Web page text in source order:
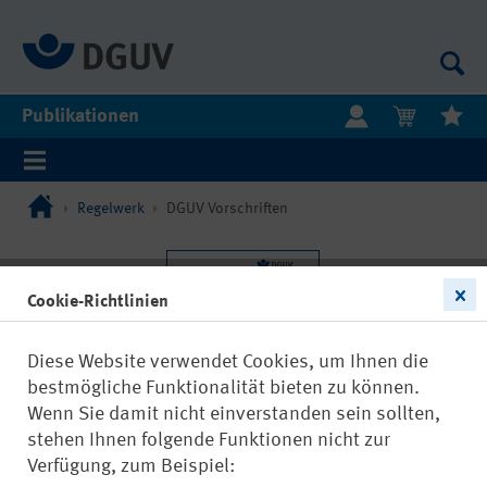
Publikationen
Regelwerk DGUV Vorschriften
Cookie-Richtlinien
Diese Website verwendet Cookies, um Ihnen die
bestmögliche Funktionalität bieten zu können.
Wenn Sie damit nicht einverstanden sein sollten,
stehen Ihnen folgende Funktionen nicht zur
Verfügung, zum Beispiel: